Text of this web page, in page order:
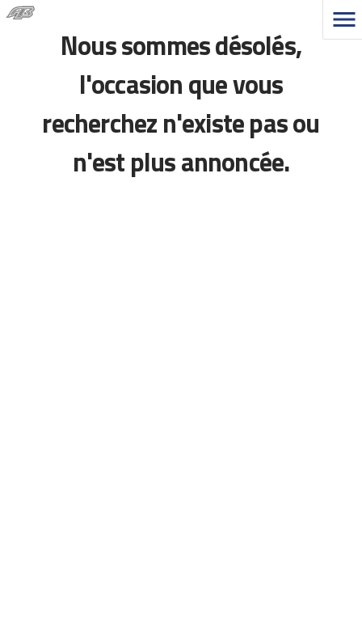
Nous sommes désolés,
l'occasion que vous
recherchez n'existe pas ou
n'est plus annoncée.